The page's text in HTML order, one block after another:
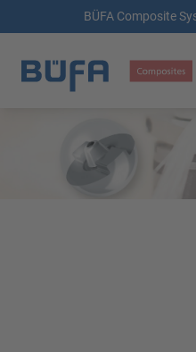
BÜFA Composite